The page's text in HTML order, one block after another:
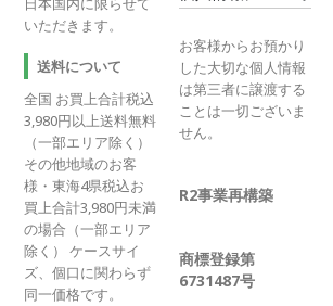
いただきます。
送料について
全国 お買上合計税込
3,980円以上送料無料
（一部エリア除く）
その他地域のお客
様・東海4県税込お
買上合計3,980円未満
の場合（一部エリア
除く） ケースサイ
ズ、個口に関わらず
同一価格です。
お客様からお預かり
した大切な個人情報
は第三者に譲渡する
ことは一切ございま
せん。
R2事業再構築
商標登録第
6731487号